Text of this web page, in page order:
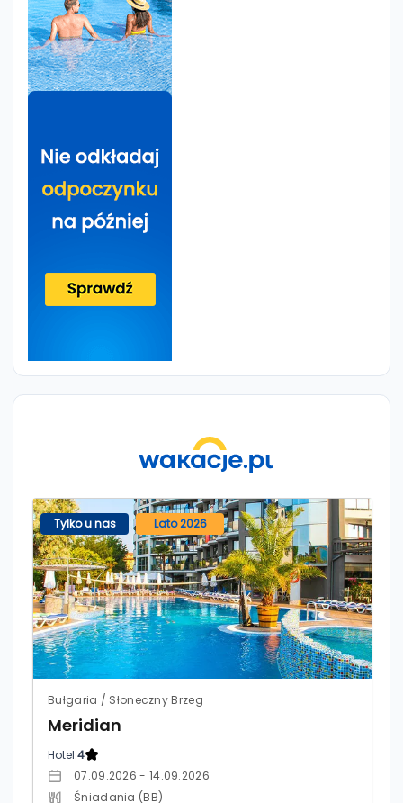
Tylko u nas Lato 2026
Bułgaria / Słoneczny Brzeg
Meridian
Hotel:4
07.09.2026 - 14.09.2026
Śniadania (BB)